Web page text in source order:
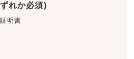
れか必須)
明書